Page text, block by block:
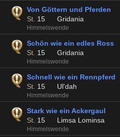
Von Göttern und Pferden
St. 15 Gridania
Himmelswende
Schön wie ein edles Ross
St. 15 Gridania
Himmelswende
Schnell wie ein Rennpferd
St. 15 Ul'dah
Himmelswende
Stark wie ein Ackergaul
St. 15 Limsa Lominsa
Himmelswende